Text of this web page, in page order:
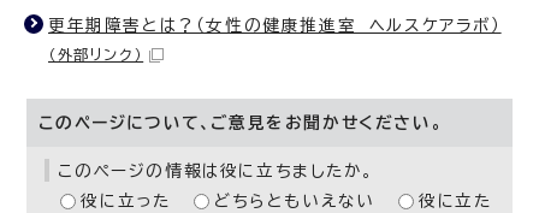
更年期障害とは？（女性の健康推進室 ヘルスケアラボ）
（外部リンク）
このページについて、ご意見をお聞かせください。
このページの情報は役に立ちましたか。
役に立った
どちらともいえない
役に立た